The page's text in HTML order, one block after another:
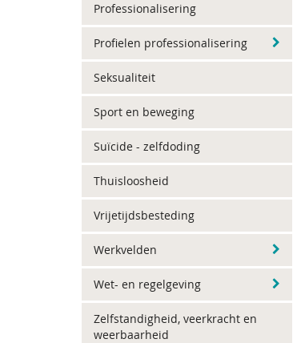
Professionalisering
Profielen professionalisering
Seksualiteit
Sport en beweging
Suïcide - zelfdoding
Thuisloosheid
Vrijetijdsbesteding
Werkvelden
Wet- en regelgeving
Zelfstandigheid, veerkracht en
weerbaarheid